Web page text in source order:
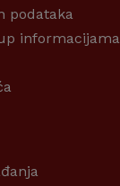
podataka
informacijama